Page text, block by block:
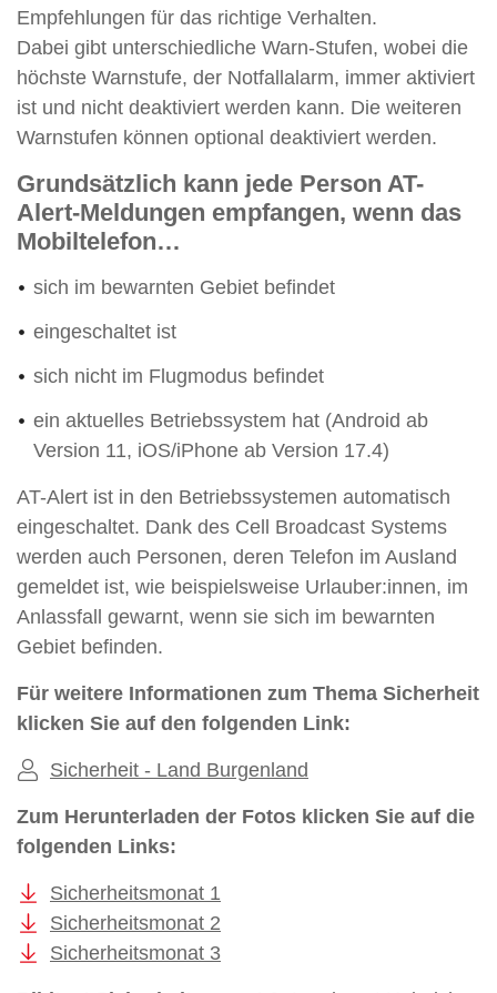
Empfehlungen für das richtige Verhalten.
Dabei gibt unterschiedliche Warn-Stufen, wobei die
höchste Warnstufe, der Notfallalarm, immer aktiviert
ist und nicht deaktiviert werden kann. Die weiteren
Warnstufen können optional deaktiviert werden.
Grundsätzlich kann jede Person AT-
Alert-Meldungen empfangen, wenn das
Mobiltelefon…
sich im bewarnten Gebiet befindet
eingeschaltet ist
sich nicht im Flugmodus befindet
ein aktuelles Betriebssystem hat (Android ab
Version 11, iOS/iPhone ab Version 17.4)
AT-Alert ist in den Betriebssystemen automatisch
eingeschaltet. Dank des Cell Broadcast Systems
werden auch Personen, deren Telefon im Ausland
gemeldet ist, wie beispielsweise Urlauber:innen, im
Anlassfall gewarnt, wenn sie sich im bewarnten
Gebiet befinden.
Für weitere Informationen zum Thema Sicherheit
klicken Sie auf den folgenden Link:
Sicherheit - Land Burgenland
Zum Herunterladen der Fotos klicken Sie auf die
folgenden Links:
Sicherheitsmonat 1
Sicherheitsmonat 2
Sicherheitsmonat 3